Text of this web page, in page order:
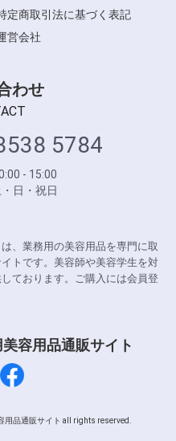
定商取引法に基づく表記
営会社
わせ
5784
- 15:00
日・祝日
は、業務用の美容用品を専門に取
トです。美容師や美容学生を対
ております。ご購入には会員登
容用品通販サイト
品通販サイト all rights reserved.